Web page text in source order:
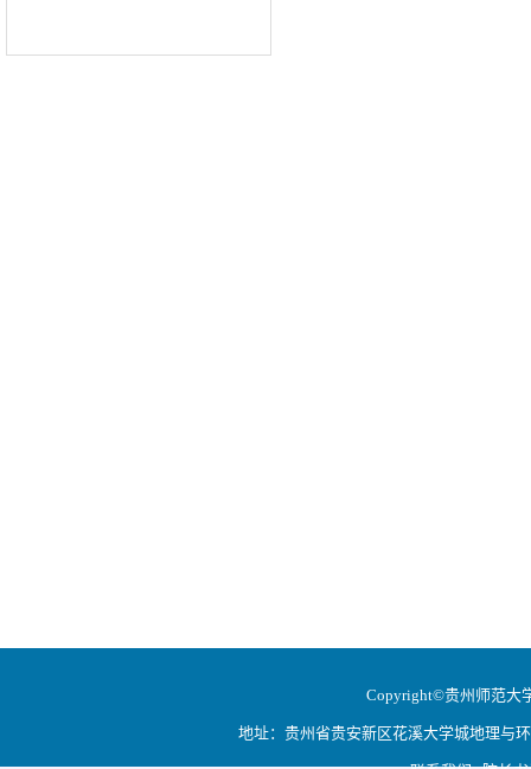
Copyright©贵州师范大
地址：贵州省贵安新区花溪大学城地理与